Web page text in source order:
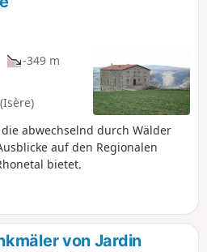
-349 m
abwechselnd durch Wälder
auf den Regionalen
bietet.
von Jardin